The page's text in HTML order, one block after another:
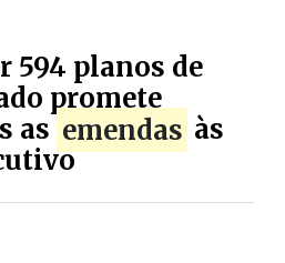
594 planos de
promete
as emendas às